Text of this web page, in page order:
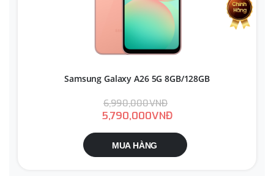
Samsung Galaxy A26 5G 8GB/128GB
6,990,000VNĐ
5,790,000VNĐ
MUA HÀNG